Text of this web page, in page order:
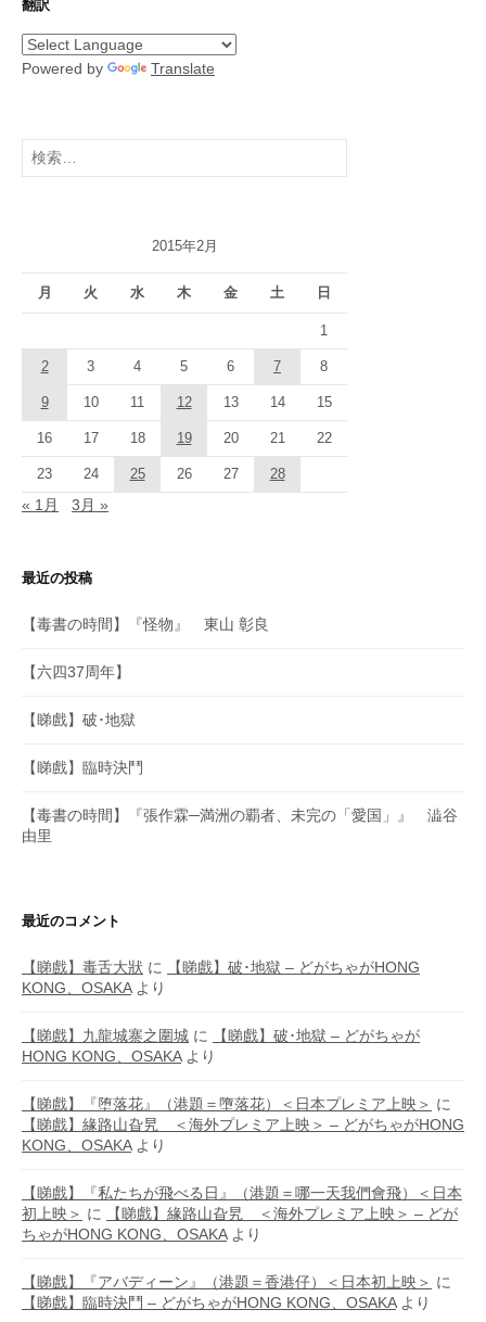
翻訳
Powered by Translate
検
索:
2015年2月
月 火 水 木 金 土 日
1
2 3 4 5 6 7 8
9 10 11 12 13 14 15
16 17 18 19 20 21 22
23 24 25 26 27 28
« 1月 3月 »
最近の投稿
【毒書の時間】『怪物』 東山 彰良
【六四37周年】
【睇戲】破･地獄
【睇戲】臨時決鬥
【毒書の時間】『張作霖─満洲の覇者、未完の「愛国」』 澁谷
由里
最近のコメント
【睇戲】毒舌大狀 に
【睇戲】破･地獄 – どがちゃがHONG
KONG、OSAKAより
【睇戲】九龍城寨之圍城 に
【睇戲】破･地獄 – どがちゃが
HONG KONG、OSAKAより
【睇戲】『堕落花』（港題＝墮落花）＜日本プレミア上映＞ に
【睇戲】緣路山旮旯 ＜海外プレミア上映＞ – どがちゃがHONG
KONG、OSAKAより
【睇戲】『私たちが飛べる日』（港題＝哪一天我們會飛）＜日本
初上映＞ に
【睇戲】緣路山旮旯 ＜海外プレミア上映＞ – どが
ちゃがHONG KONG、OSAKAより
【睇戲】『アバディーン』（港題＝香港仔）＜日本初上映＞ に
【睇戲】臨時決鬥 – どがちゃがHONG KONG、OSAKAより